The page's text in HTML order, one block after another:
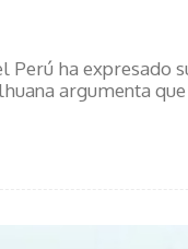
Perú ha expresado
argumenta